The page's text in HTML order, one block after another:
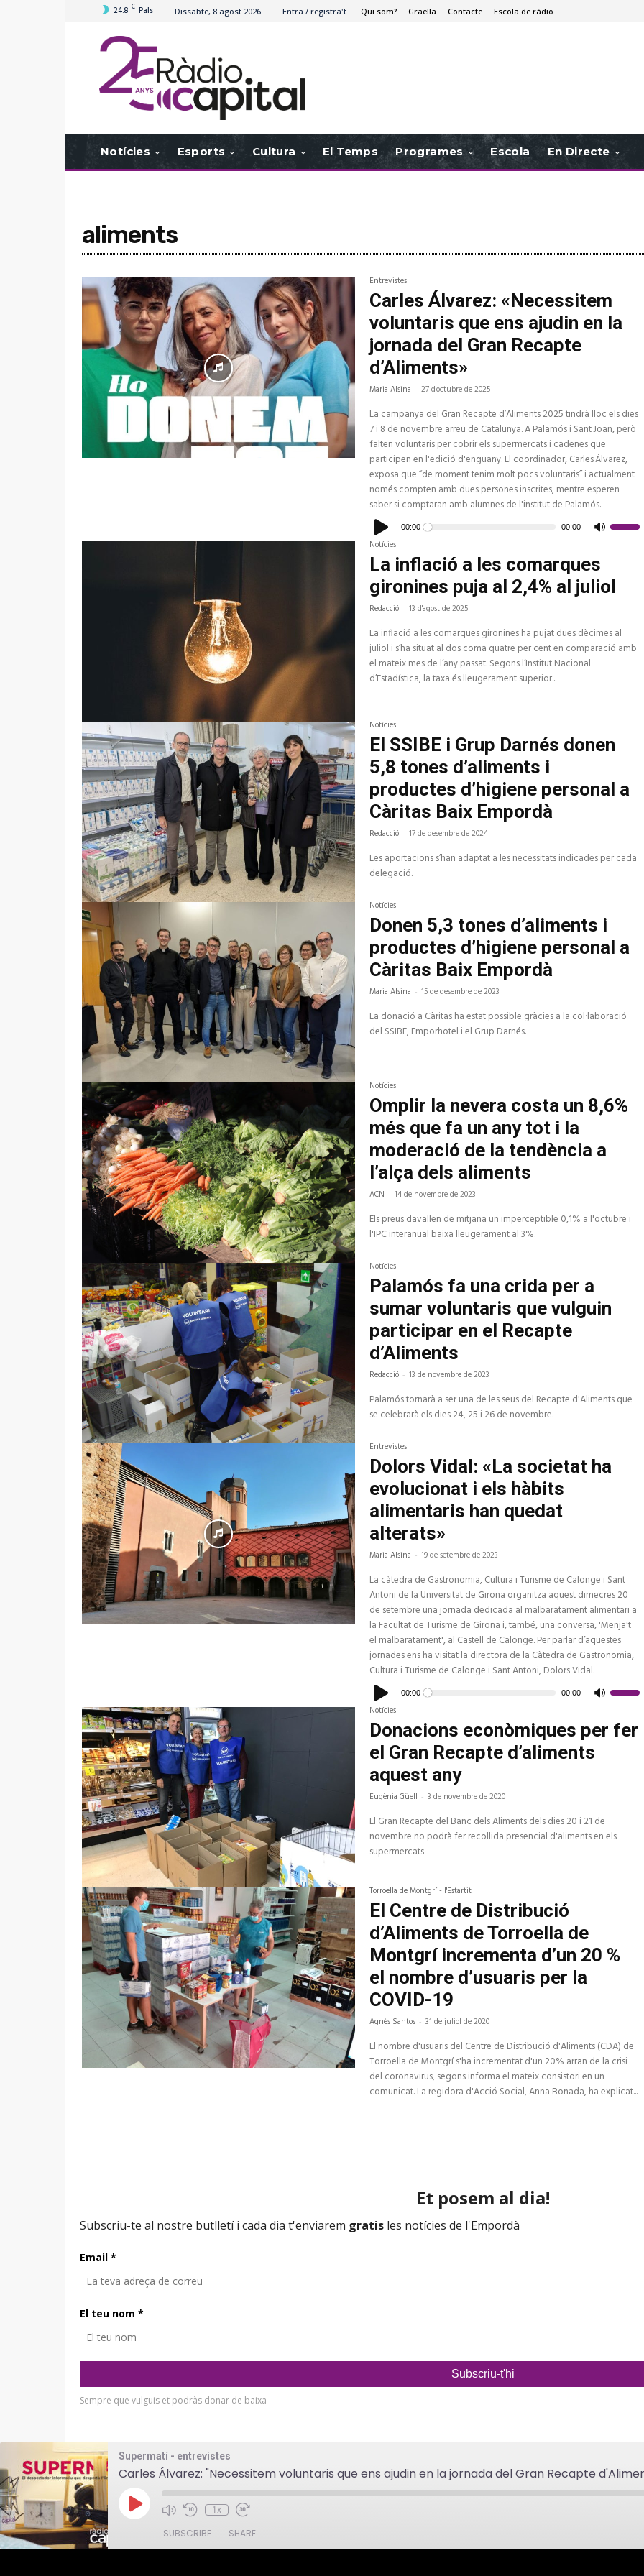
24.8 C Pals Dissabte, 8 agost 2026 Entra / registra't Qui som? Graella Contacte Escola de ràdio
Notícies Esports Cultura El Temps Programes Escola En Directe
aliments
Entrevistes
Carles Álvarez: «Necessitem
voluntaris que ens ajudin en la
jornada del Gran Recapte
d’Aliments»
Maria Alsina - 27 d'octubre de 2025
La campanya del Gran Recapte d’Aliments 2025 tindrà lloc els dies
7 i 8 de novembre arreu de Catalunya. A Palamós i Sant Joan, però
falten voluntaris per cobrir els supermercats i cadenes que
participen en l'edició d'enguany. El coordinador, Carles Álvarez,
exposa que “de moment tenim molt pocs voluntaris” i actualment
només compten amb dues persones inscrites, mentre esperen
saber si comptaran amb alumnes de l'institut de Palamós.
Reproductor
d'àudio00:00 00:00
Feu
cap
amunt/
disminuir
Notícies
La inflació a les comarques
gironines puja al 2,4% al juliol
Redacció - 13 d'agost de 2025
La inflació a les comarques gironines ha pujat dues dècimes al
juliol i s’ha situat al dos coma quatre per cent en comparació amb
el mateix mes de l’any passat. Segons l’Institut Nacional
d’Estadística, la taxa és lleugerament superior...
Notícies
El SSIBE i Grup Darnés donen
5,8 tones d’aliments i
productes d’higiene personal a
Càritas Baix Empordà
Redacció - 17 de desembre de 2024
Les aportacions s’han adaptat a les necessitats indicades per cada
delegació.
Notícies
Donen 5,3 tones d’aliments i
productes d’higiene personal a
Càritas Baix Empordà
Maria Alsina - 15 de desembre de 2023
La donació a Càritas ha estat possible gràcies a la col·laboració
del SSIBE, Emporhotel i el Grup Darnés.
Notícies
Omplir la nevera costa un 8,6%
més que fa un any tot i la
moderació de la tendència a
l’alça dels aliments
ACN - 14 de novembre de 2023
Els preus davallen de mitjana un imperceptible 0,1% a l'octubre i
l'IPC interanual baixa lleugerament al 3%.
Notícies
Palamós fa una crida per a
sumar voluntaris que vulguin
participar en el Recapte
d’Aliments
Redacció - 13 de novembre de 2023
Palamós tornarà a ser una de les seus del Recapte d'Aliments que
se celebrarà els dies 24, 25 i 26 de novembre.
Entrevistes
Dolors Vidal: «La societat ha
evolucionat i els hàbits
alimentaris han quedat
alterats»
Maria Alsina - 19 de setembre de 2023
La càtedra de Gastronomia, Cultura i Turisme de Calonge i Sant
Antoni de la Universitat de Girona organitza aquest dimecres 20
de setembre una jornada dedicada al malbaratament alimentari a
la Facultat de Turisme de Girona i, també, una conversa, 'Menja't
el malbaratament', al Castell de Calonge. Per parlar d’aquestes
jornades ens ha visitat la directora de la Càtedra de Gastronomia,
Cultura i Turisme de Calonge i Sant Antoni, Dolors Vidal.
Reproductor
d'àudio00:00 00:00
Feu
tecles
de
volum.
Notícies
Donacions econòmiques per fer
el Gran Recapte d’aliments
aquest any
Eugènia Güell - 3 de novembre de 2020
El Gran Recapte del Banc dels Aliments dels dies 20 i 21 de
novembre no podrà fer recollida presencial d'aliments en els
supermercats
Torroella de Montgrí - l'Estartit
El Centre de Distribució
d’Aliments de Torroella de
Montgrí incrementa d’un 20 %
el nombre d’usuaris per la
COVID-19
Agnès Santos - 31 de juliol de 2020
El nombre d'usuaris del Centre de Distribució d'Aliments (CDA) de
Torroella de Montgrí s'ha incrementat d'un 20% arran de la crisi
del coronavirus, segons informa el mateix consistori en un
comunicat. La regidora d'Acció Social, Anna Bonada, ha explicat...
Supermatí - entrevistes
Carles Álvarez: "Necessitem voluntaris que ens ajudin en la jornada del Gran Recapte
Play
Episode
1x
SUBSCRIBE SHARE